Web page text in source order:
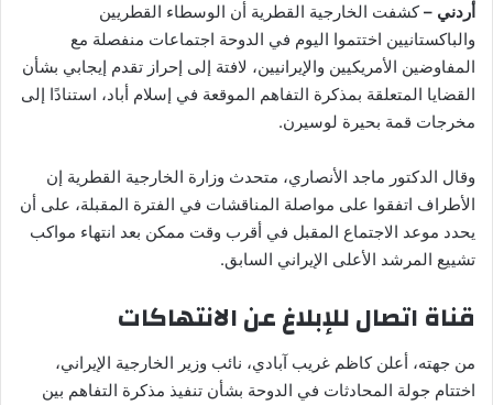
أردني –كشفت الخارجية القطرية أن الوسطاء القطريين
والباكستانيين اختتموا اليوم في الدوحة اجتماعات منفصلة مع
المفاوضين الأمريكيين والإيرانيين، لافتة إلى إحراز تقدم إيجابي بشأن
القضايا المتعلقة بمذكرة التفاهم الموقعة في إسلام أباد، استنادًا إلى
مخرجات قمة بحيرة لوسيرن.
وقال الدكتور ماجد الأنصاري، متحدث وزارة الخارجية القطرية إن
الأطراف اتفقوا على مواصلة المناقشات في الفترة المقبلة، على أن
يحدد موعد الاجتماع المقبل في أقرب وقت ممكن بعد انتهاء مواكب
تشييع المرشد الأعلى الإيراني السابق.
قناة اتصال للإبلاغ عن الانتهاكات
من جهته، أعلن كاظم غريب آبادي، نائب وزير الخارجية الإيراني،
اختتام جولة المحادثات في الدوحة بشأن تنفيذ مذكرة التفاهم بين